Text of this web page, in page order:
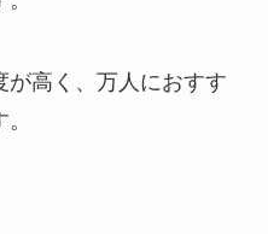
高く、万人におすす